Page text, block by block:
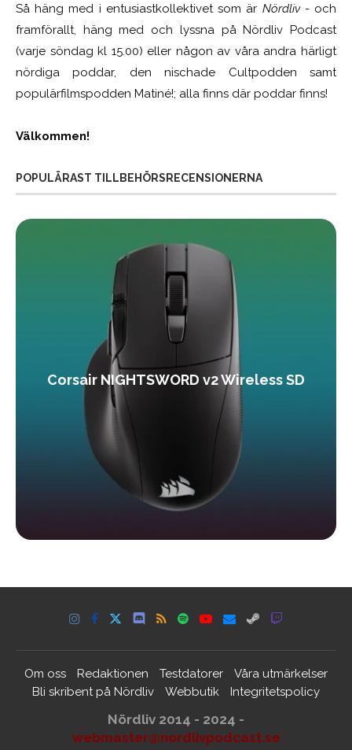
Så häng med i entusiastkollektivet som är Nördliv- och
framförallt, häng med och lyssna på Nördliv Podcast
(varje söndag kl 15.00) eller någon av våra andra härligt
nördiga poddar, den nischade Cultpodden samt
populärfilmspodden Matiné!; alla finns där poddar finns!
Välkommen!
POPULÄRAST TILLBEHÖRSRECENSIONERNA
Corsair NIGHTSWORD v2 Wireless SD
Om oss Redaktionen Testdatorer
Våra utmärkelser
Bli skribent på Nördliv
Webbutik Integritetspolicy
Nördliv 2014 - 2024 -
webmaster@nordlivpodcast.se